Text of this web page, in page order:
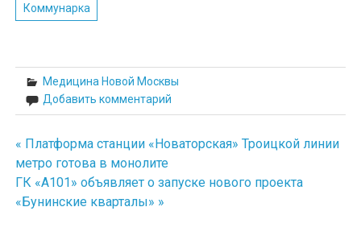
Коммунарка
Медицина Новой Москвы
Добавить комментарий
Навигация
по
записям
« Платформа станции «Новаторская» Троицкой линии
метро готова в монолите
ГК «А101» объявляет о запуске нового проекта
«Бунинские кварталы» »